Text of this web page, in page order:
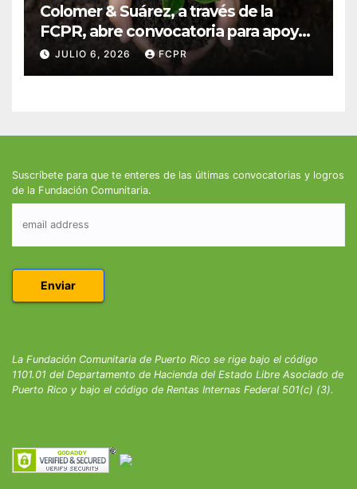
Colomer & Suárez, a través de la
FCPR, abre convocatoria para apoyar
proyectos de seguridad alimentaria
JULIO 6, 2026 FCPR
Suscríbete para que te enteres de las últimas convocatorias y logros
de la Fundación Comunitaria.
La Fundación Comunitaria de Puerto Rico se rige bajo el código
1101.01 del Departamento de Hacienda del Estado Libre Asociado de
Puerto Rico y bajo el código de Rentas Internas Federal 501(c) (3).